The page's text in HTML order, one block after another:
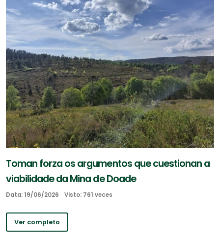
Toman forza os argumentos que cuestionan a
viabilidade da Mina de Doade
Data: 19/06/2026 Visto: 761 veces
Ver completo